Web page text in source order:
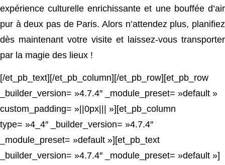
expérience culturelle enrichissante et une bouffée d’air
pur à deux pas de Paris. Alors n’attendez plus, planifiez
dès maintenant votre visite et laissez-vous transporter
par la magie des lieux !
[/et_pb_text][/et_pb_column][/et_pb_row][et_pb_row
_builder_version= »4.7.4″ _module_preset= »default »
custom_padding= »||0px||| »][et_pb_column
type= »4_4″ _builder_version= »4.7.4″
_module_preset= »default »][et_pb_text
_builder_version= »4.7.4″ _module_preset= »default »]